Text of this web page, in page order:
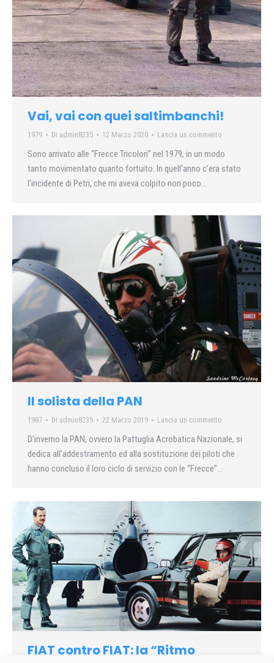
Vai, vai con quei saltimbanchi!
1979 Di admin8235 12 Marzo 2020 Lascia un commento
Sono arrivato alle “Frecce Tricolori” nel 1979, in un modo
tanto movimentato quanto fortuito. In quell’anno c’era stato
l’incidente di Petri, che mi aveva colpito non poco…
Il solista della PAN
1987 Di admin8235 22 Marzo 2019 Lascia un commento
D’inverno la PAN, ovvero la Pattuglia Acrobatica Nazionale, si
dedica all’addestramento ed alla sostituzione dei piloti che
hanno concluso il loro ciclo di servizio con le “Frecce”…
FIAT contro FIAT: la “Ritmo